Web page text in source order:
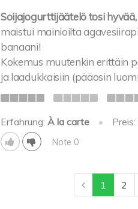
Soijajogurttijäätelö tosi
maistui mainioilta
banaani!
Kokemus muutenkin erittäin
ja laadukkaisiin (pääosin
Erfahrung: À la carte • Preis:
Note 0
1 2